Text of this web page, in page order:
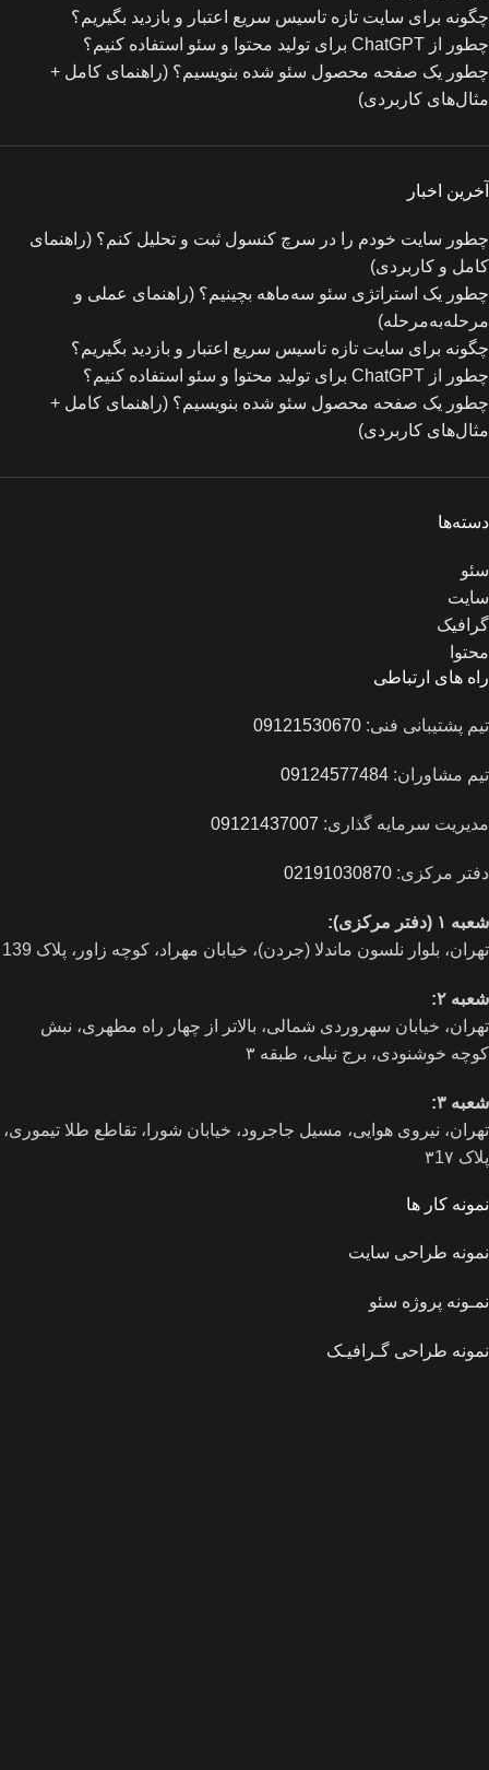
چگونه برای سایت تازه‌ تاسیس سریع اعتبار و بازدید بگیریم؟
چطور از ChatGPT برای تولید محتوا و سئو استفاده کنیم؟
چطور یک صفحه محصول سئو شده بنویسیم؟ (راهنمای کامل +
مثال‌های کاربردی)
آخرین اخبار
چطور سایت خودم را در سرچ کنسول ثبت و تحلیل کنم؟ (راهنمای
کامل و کاربردی)
چطور یک استراتژی سئو سه‌ماهه بچینیم؟ (راهنمای عملی و
مرحله‌به‌مرحله)
چگونه برای سایت تازه‌ تاسیس سریع اعتبار و بازدید بگیریم؟
چطور از ChatGPT برای تولید محتوا و سئو استفاده کنیم؟
چطور یک صفحه محصول سئو شده بنویسیم؟ (راهنمای کامل +
مثال‌های کاربردی)
دسته‌ها
سئو
سایت
گرافیک
محتوا
راه های ارتباطی
تیم پشتیبانی فنی: 09121530670
تیم مشاوران: 09124577484
مدیریت سرمایه گذاری: 09121437007
دفتر مرکزی: 02191030870
شعبه ۱ (دفتر مرکزی):
تهران، بلوار نلسون ماندلا (جردن)، خیابان مهراد، کوچه زاور، پلاک 139
شعبه ۲:
تهران، خيابان سهروردی شمالی، بالاتر از چهار راه مطهری، نبش
کوچه خوشنودی، برج نیلی، طبقه ۳
شعبه ۳:
تهران، نیروی هوایی، مسیل جاجرود، خیابان شورا، تقاطع طلا تیموری،
پلاک ۳1۷
نمونه کار ها
نمونه طراحی سایت
نمـونه پروژه سئو
نمونه طراحی گـرافیـک